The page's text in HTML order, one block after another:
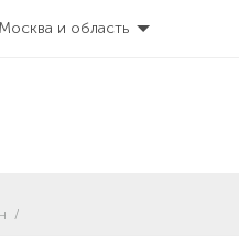
Москва и область